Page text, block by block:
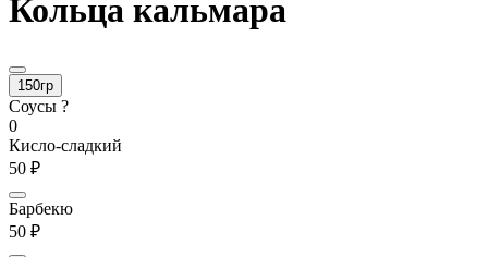
Кольца кальмара
150гр
Соусы ?
0
Кисло-сладкий
50 ₽
Барбекю
50 ₽